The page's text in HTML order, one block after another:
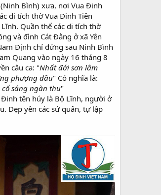
Bình) xưa, nơi Vua Đinh
di tích thờ Vua Đinh Tiên
Quần thể các di tích thờ
và đình Cát Đằng ở xã Yên
Định chỉ đứng sau Ninh Bình
Quang vào ngày 16 tháng 8
câu ca: "Nhất đới sơn lâm
phượng đầu" Có nghĩa là:
sáng ngàn thu"​
tên húy là Bộ Lĩnh, người ở
Dẹp yên các sứ quân, tự lập